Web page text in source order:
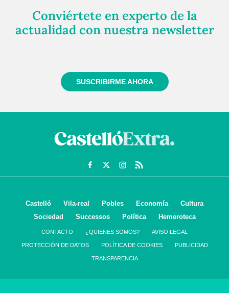
Conviértete en experto de la
actualidad con nuestra newsletter
SUSCRIBIRME AHORA
Castelló Vila-real Pobles Economía
Cultura
Sociedad
Successos Política Hemeroteca
CONTACTO ¿QUIENES SOMOS? AVISO LEGAL
PROTECCIÓN DE DATOS POLÍTICA DE COOKIES PUBLICIDAD
TRANSPARENCIA